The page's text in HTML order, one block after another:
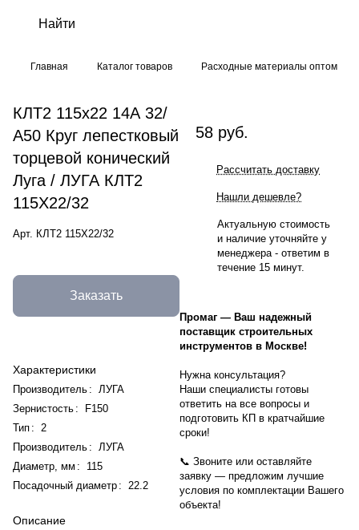
Главная Каталог товаров Расходные материалы оптом
КЛТ2 115х22 14А 32/
А50 Круг лепестковый
торцевой конический
Луга / ЛУГА КЛТ2
115Х22/32
Арт. КЛТ2 115Х22/32
Заказать
Характеристики
Производитель :
ЛУГА
Зернистость :
F150
Тип :
2
Производитель :
ЛУГА
Диаметр, мм :
115
Посадочный диаметр : 22.2
Описание
58 руб.
Рассчитать доставку
Нашли дешевле?
Актуальную стоимость
и наличие уточняйте у
менеджера - ответим в
течение 15 минут.
Промаг — Ваш надежный
поставщик строительных
инструментов в Москве!
Нужна консультация?
Наши специалисты готовы
ответить на все вопросы и
подготовить КП в кратчайшие
сроки!
📞 Звоните или оставляйте
заявку — предложим лучшие
условия по комплектации Вашего
объекта!